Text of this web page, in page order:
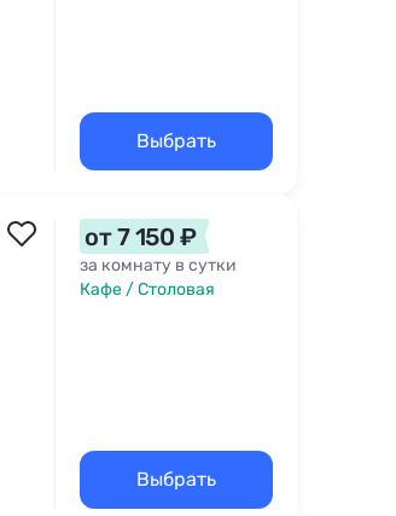
Выбрать
от 7 150 ₽
за комнату в сутки
Кафе / Столовая
Выбрать